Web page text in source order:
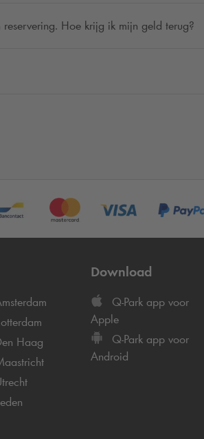
Hoe krijg ik mijn geld terug?
Haag
Download
Q-Park app voor
Apple
Q-Park app voor
Android